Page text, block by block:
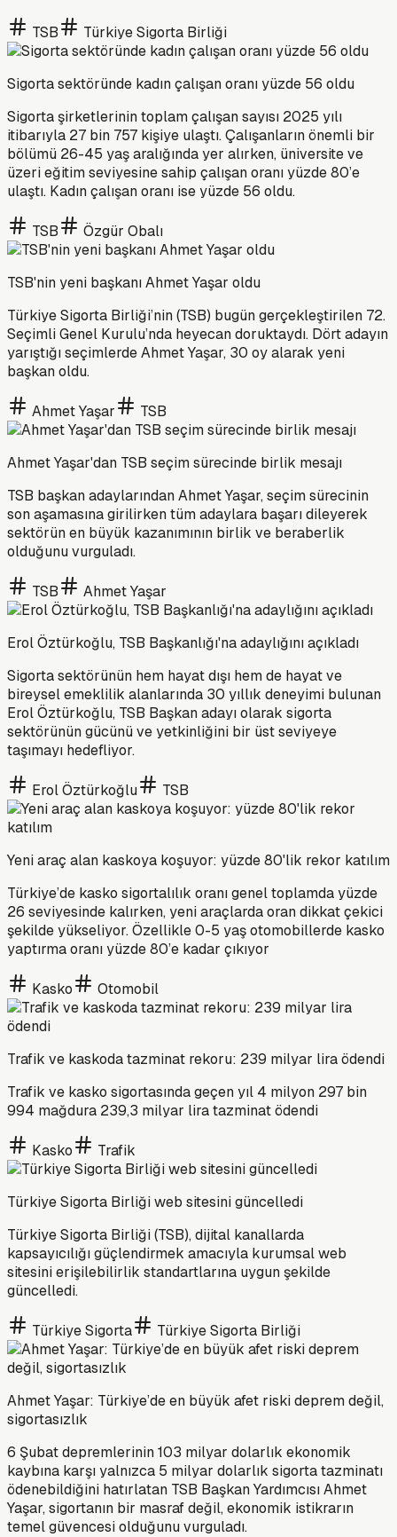
TSB Türkiye Sigorta Birliği
Sigorta sektöründe kadın çalışan oranı yüzde 56 oldu
Sigorta şirketlerinin toplam çalışan sayısı 2025 yılı
itibarıyla 27 bin 757 kişiye ulaştı. Çalışanların önemli bir
bölümü 26-45 yaş aralığında yer alırken, üniversite ve
üzeri eğitim seviyesine sahip çalışan oranı yüzde 80’e
ulaştı. Kadın çalışan oranı ise yüzde 56 oldu.
TSB Özgür Obalı
TSB'nin yeni başkanı Ahmet Yaşar oldu
Türkiye Sigorta Birliği’nin (TSB) bugün gerçekleştirilen 72.
Seçimli Genel Kurulu’nda heyecan doruktaydı. Dört adayın
yarıştığı seçimlerde Ahmet Yaşar, 30 oy alarak yeni
başkan oldu.
Ahmet Yaşar TSB
Ahmet Yaşar'dan TSB seçim sürecinde birlik mesajı
TSB başkan adaylarından Ahmet Yaşar, seçim sürecinin
son aşamasına girilirken tüm adaylara başarı dileyerek
sektörün en büyük kazanımının birlik ve beraberlik
olduğunu vurguladı.
TSB Ahmet Yaşar
Erol Öztürkoğlu, TSB Başkanlığı'na adaylığını açıkladı
Sigorta sektörünün hem hayat dışı hem de hayat ve
bireysel emeklilik alanlarında 30 yıllık deneyimi bulunan
Erol Öztürkoğlu, TSB Başkan adayı olarak sigorta
sektörünün gücünü ve yetkinliğini bir üst seviyeye
taşımayı hedefliyor.
Erol Öztürkoğlu TSB
Yeni araç alan kaskoya koşuyor: yüzde 80'lik rekor katılım
Türkiye’de kasko sigortalılık oranı genel toplamda yüzde
26 seviyesinde kalırken, yeni araçlarda oran dikkat çekici
şekilde yükseliyor. Özellikle 0-5 yaş otomobillerde kasko
yaptırma oranı yüzde 80’e kadar çıkıyor
Kasko Otomobil
Trafik ve kaskoda tazminat rekoru: 239 milyar lira ödendi
Trafik ve kasko sigortasında geçen yıl 4 milyon 297 bin
994 mağdura 239,3 milyar lira tazminat ödendi
Kasko Trafik
Türkiye Sigorta Birliği web sitesini güncelledi
Türkiye Sigorta Birliği (TSB), dijital kanallarda
kapsayıcılığı güçlendirmek amacıyla kurumsal web
sitesini erişilebilirlik standartlarına uygun şekilde
güncelledi.
Türkiye Sigorta Türkiye Sigorta Birliği
Ahmet Yaşar: Türkiye’de en büyük afet riski deprem değil,
sigortasızlık
6 Şubat depremlerinin 103 milyar dolarlık ekonomik
kaybına karşı yalnızca 5 milyar dolarlık sigorta tazminatı
ödenebildiğini hatırlatan TSB Başkan Yardımcısı Ahmet
Yaşar, sigortanın bir masraf değil, ekonomik istikrarın
temel güvencesi olduğunu vurguladı.